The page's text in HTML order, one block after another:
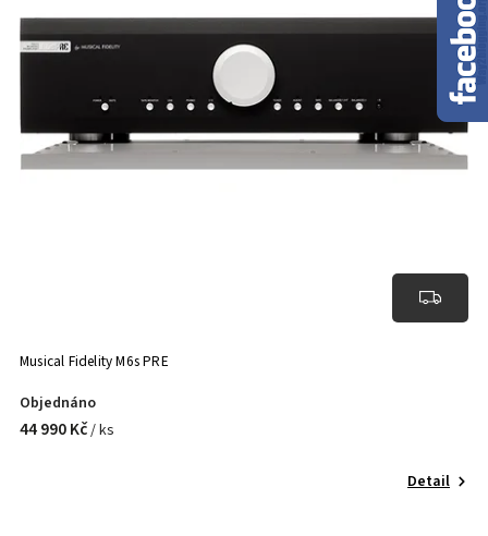
Musical Fidelity M6s PRE
Objednáno
44 990 Kč/ ks
Detail